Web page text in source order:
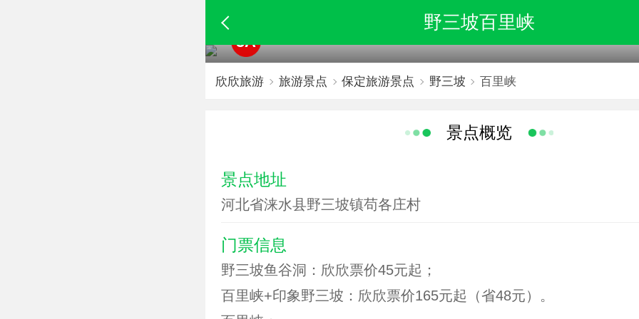
野三坡百里峡
5A
欣欣旅游 旅游景点 保定旅游景点 野三坡 百里峡
景点概览
景点地址
河北省涞水县野三坡镇苟各庄村
门票信息
野三坡鱼谷洞：欣欣票价45元起；
百里峡+印象野三坡：欣欣票价165元起（省48元）。